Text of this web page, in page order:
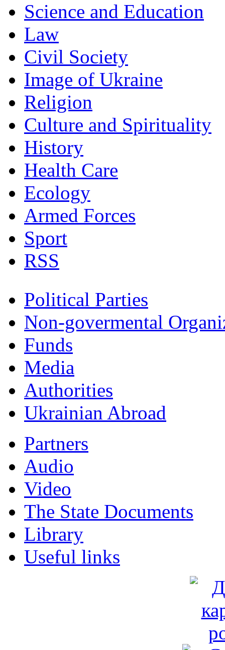
Science and Education
Law
Civil Society
Image of Ukraine
Religion
Culture and Spirituality
History
Health Care
Ecology
Armed Forces
Sport
RSS
Political Parties
Non-govermental
Funds
Мedia
Authorities
Ukrainian Abroad
Partners
Audio
Video
The State Documents
Library
Useful links